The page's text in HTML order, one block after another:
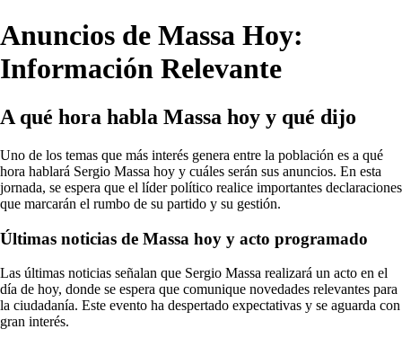
Anuncios de Massa Hoy:
Información Relevante
A qué hora habla Massa hoy y qué dijo
Uno de los temas que más interés genera entre la población es a qué
hora hablará Sergio Massa hoy y cuáles serán sus anuncios. En esta
jornada, se espera que el líder político realice importantes declaraciones
que marcarán el rumbo de su partido y su gestión.
Últimas noticias de Massa hoy y acto programado
Las últimas noticias señalan que Sergio Massa realizará un acto en el
día de hoy, donde se espera que comunique novedades relevantes para
la ciudadanía. Este evento ha despertado expectativas y se aguarda con
gran interés.